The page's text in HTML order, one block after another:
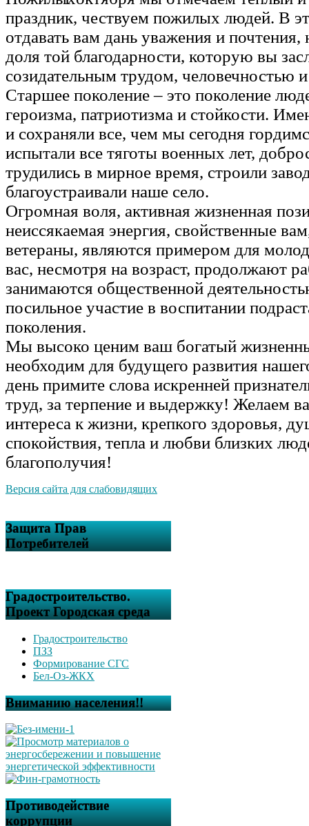
праздник, чествуем пожилых людей. В
отдавать вам дань уважения и
доля той благодарности, которую вы
созидательным трудом, человечностью
Старшее поколение – это поколение
героизма, патриотизма и стойкости.
и сохраняли все, чем мы сегодня
испытали все тяготы военных лет,
трудились в мирное время, строили
благоустраивали наше село.
Огромная воля, активная жизненная
неиссякаемая энергия, свойственные
ветераны, являются примером для
вас, несмотря на возраст, продолжают
занимаются общественной
посильное участие в воспитании
поколения.
Мы высоко ценим ваш богатый
необходим для будущего развития
день примите слова искренней
труд, за терпение и выдержку! Желаем
интереса к жизни, крепкого здоровья,
спокойствия, тепла и любви близких
благополучия!
Версия сайта для слабовидящих
Защита Прав
Потребителей
Градостроительство.
Проект Городская среда
Градостроительство
ПЗЗ
Формирование СГС
Бел-Оз-ЖКХ
Вниманию населения!!
Противодействие
коррупции